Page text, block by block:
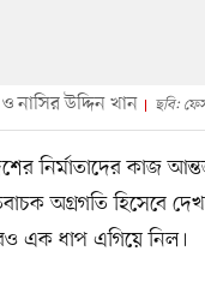
নাসির উদ্দিন খান ছবি:
নির্মাতাদের কাজ
অগ্রগতি হিসেবে
এক ধাপ এগিয়ে নিল।